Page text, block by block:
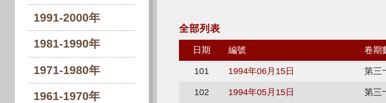
1991-2000年
1981-1990年
1971-1980年
1961-1970年
全部列表
日期 編號 卷期
101 1994年06月15日 第三
102 1994年05月15日 第三